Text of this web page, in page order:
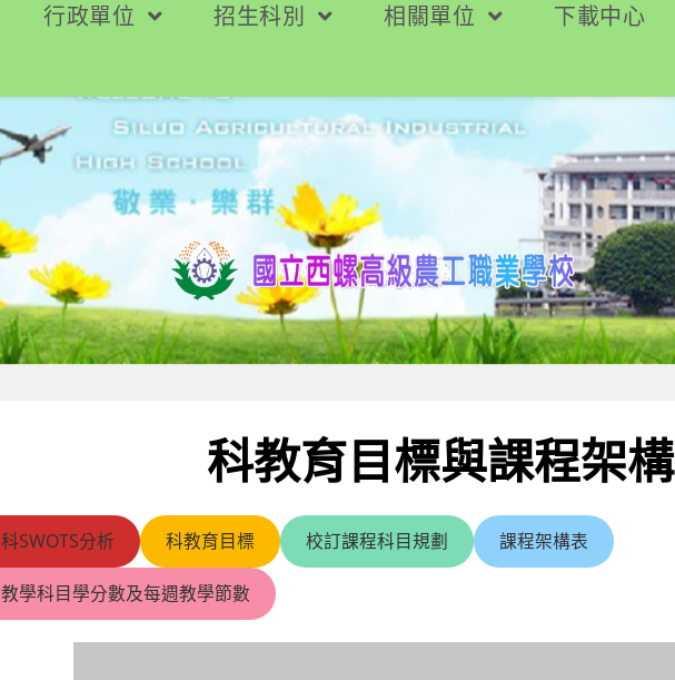
行政單位 招生科別 相關單位 下載中心
科教育目標與課程架構
科SWOTS分析 科教育目標 校訂課程科目規劃 課程架構表
教學科目學分數及每週教學節數